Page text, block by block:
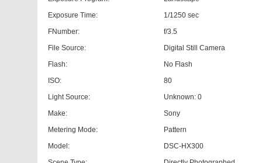
Exposure Time:
1/1250 sec
FNumber:
f/3.5
File Source:
Digital Still Camera
Flash:
No Flash
ISO:
80
Light Source:
Unknown: 0
Make:
Sony
Metering Mode:
Pattern
Model:
DSC-HX300